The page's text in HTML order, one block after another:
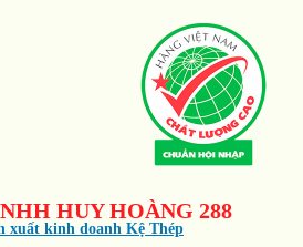
HUY HOÀNG 288
xuất kinh doanh Kệ Thép